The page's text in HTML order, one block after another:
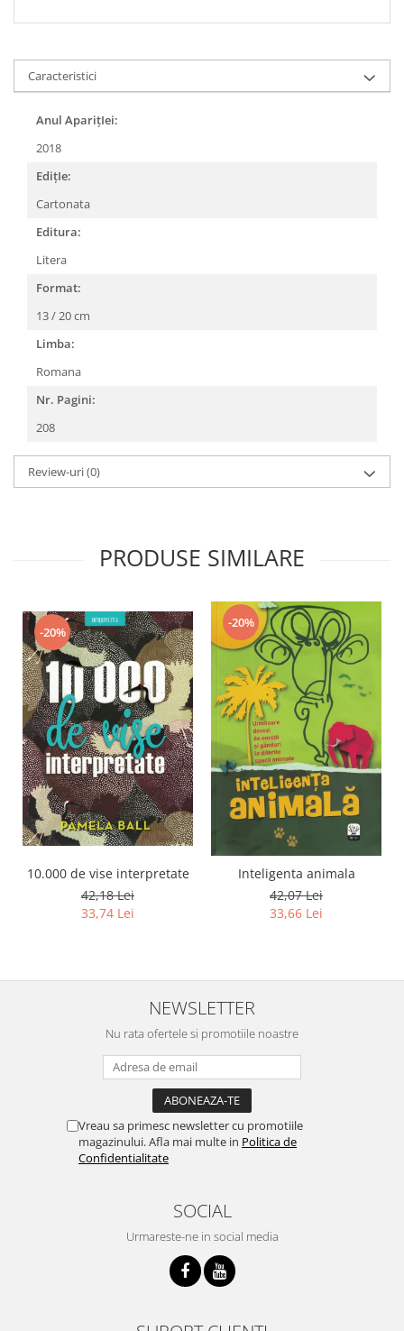
Caracteristici
Anul AparițIei:
2018
EdițIe:
Cartonata
Editura:
Litera
Format:
13 / 20 cm
Limba:
Romana
Nr. Pagini:
208
Review-uri(0)
PRODUSE SIMILARE
-20%
10.000 de vise interpretate
42,18 Lei
33,74 Lei
-20%
Inteligenta animala
42,07 Lei
33,66 Lei
NEWSLETTER
Nu rata ofertele si promotiile noastre
Vreau sa primesc newsletter cu promotiile
magazinului. Afla mai multe in Politica de
Confidentialitate
SOCIAL
Urmareste-ne in social media